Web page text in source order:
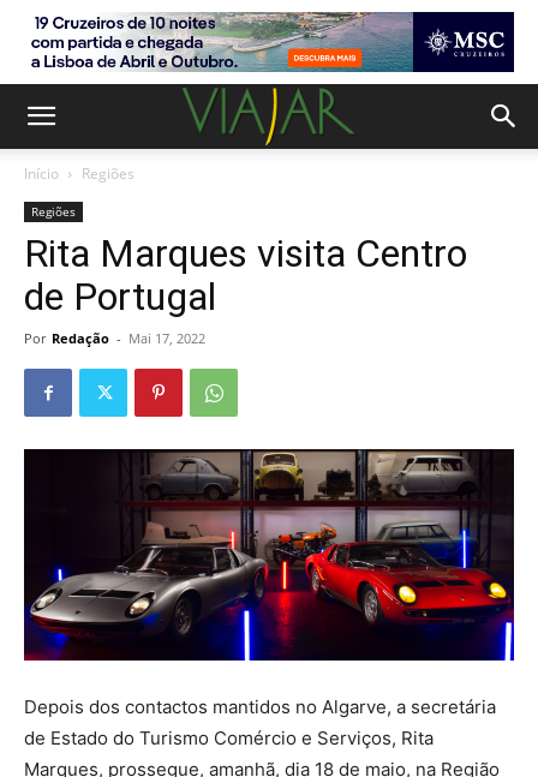
Início Regiões
Regiões
Rita Marques visita Centro
de Portugal
Por Redação - Mai 17, 2022
Depois dos contactos mantidos no Algarve, a secretária
de Estado do Turismo Comércio e Serviços, Rita
Marques, prossegue, amanhã, dia 18 de maio, na Região